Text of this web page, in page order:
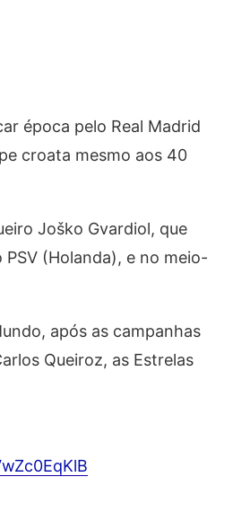
época pelo Real Madrid
croata mesmo aos 40
Joško Gvardiol, que
(Holanda), e no meio-
após as campanhas
Queiroz, as Estrelas